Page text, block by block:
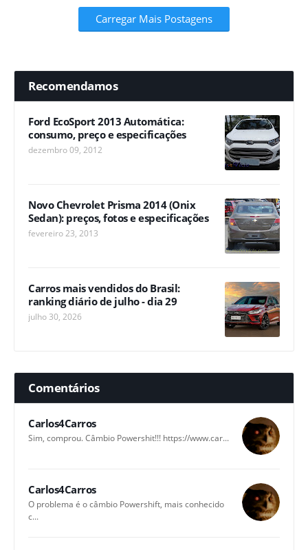
Carregar Mais Postagens
Recomendamos
Ford EcoSport 2013 Automática:
consumo, preço e especificações
dezembro 09, 2012
Novo Chevrolet Prisma 2014 (Onix
Sedan): preços, fotos e especificações
fevereiro 23, 2013
Carros mais vendidos do Brasil:
ranking diário de julho - dia 29
julho 30, 2026
Comentários
Carlos4Carros
Sim, comprou. Câmbio Powershit!!! https://www.car...
Carlos4Carros
O problema é o câmbio Powershift, mais conhecido
c...